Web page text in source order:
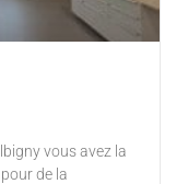
vous avez la
de la